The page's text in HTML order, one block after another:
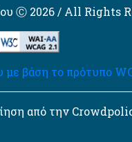
Ⓒ 2026 / All Rights
βάση το πρότυπο
από την